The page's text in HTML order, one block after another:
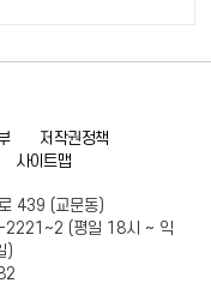
저작권정책
사이트맵
439 (교문동)
(평일 18시 ~ 익
)